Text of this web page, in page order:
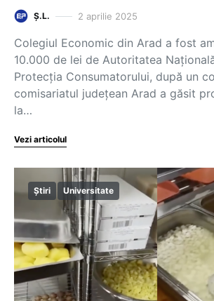
Ș.L. 2 aprilie 2025
Colegiul Economic din Arad a fost
10.000 de lei de Autoritatea
Protecția Consumatorului, după un
comisariatul județean Arad a găsit
la…
Vezi articolul
Știri Universitate